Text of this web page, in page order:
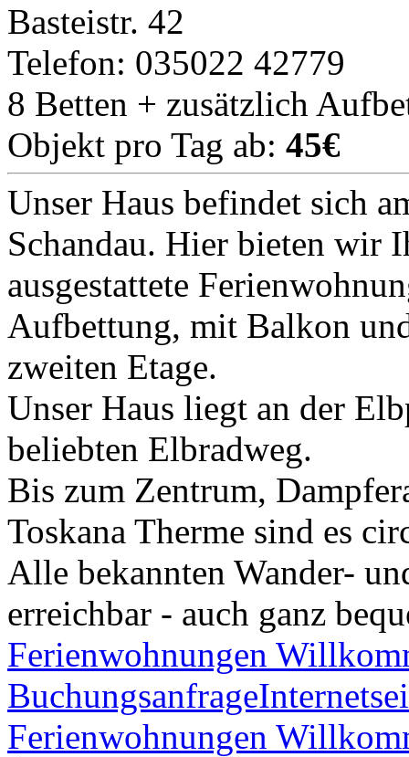
Basteistr. 42
Telefon: 035022 42779
8 Betten + zusätzlich
Objekt pro Tag ab: 45€
Unser Haus befindet sich
Schandau. Hier bieten wir
ausgestattete
Aufbettung, mit Balkon
zweiten Etage.
Unser Haus liegt an der
beliebten Elbradweg.
Bis zum Zentrum,
Toskana Therme sind es
Alle bekannten Wander-
erreichbar - auch ganz
Ferienwohnungen
Buchungsanfrage
Ferienwohnungen